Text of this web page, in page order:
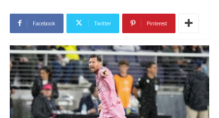
Facebook Twitter Pinterest